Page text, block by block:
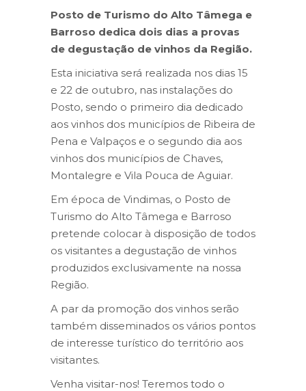
Posto de Turismo do Alto Tâmega e
Barroso dedica dois dias a provas
de degustação de vinhos da Região.
Esta iniciativa será realizada nos dias 15
e 22 de outubro, nas instalações do
Posto, sendo o primeiro dia dedicado
aos vinhos dos municípios de Ribeira de
Pena e Valpaços e o segundo dia aos
vinhos dos municípios de Chaves,
Montalegre e Vila Pouca de Aguiar.
Em época de Vindimas, o Posto de
Turismo do Alto Tâmega e Barroso
pretende colocar à disposição de todos
os visitantes a degustação de vinhos
produzidos exclusivamente na nossa
Região.
A par da promoção dos vinhos serão
também disseminados os vários pontos
de interesse turístico do território aos
visitantes.
Venha visitar-nos! Teremos todo o